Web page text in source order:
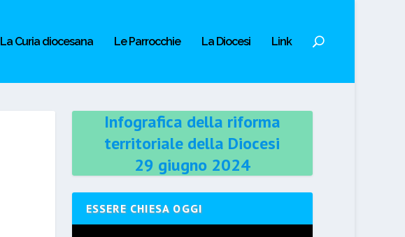
La Curia diocesana Le Parrocchie La Diocesi Link
Infografica della riforma
territoriale della Diocesi
29 giugno 2024
ESSERE CHIESA OGGI